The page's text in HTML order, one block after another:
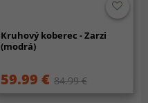
Kruhový koberec - Zarzi
(modrá)
59.99 € 84.99 €